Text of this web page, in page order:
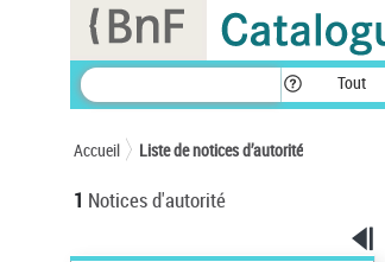
Tout
Accueil Liste de notices d’autorité
1 Notices d'autorité
Panneau de gestion des cookies